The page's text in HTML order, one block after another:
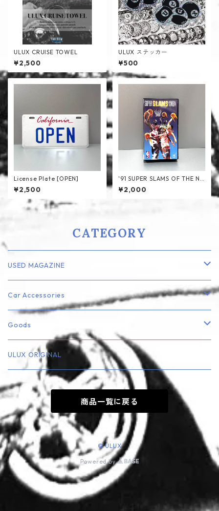
ULUX CRUISE TOWEL
¥2,500
ULUX ステッカー
¥500
License Plate [OPEN]
¥2,500
'91 SUPER SLAMS OF THE NB
A VHS
¥2,000
CATEGORY
USED MAGAZINE
Lowrider
Truck
Rod・Custom系
Playboy
その他
Music
Car Accessories
エアフレッシュナー
ナンバープレート・フレーム
エンブレム
その他
Goods
ミニカー
フィギュア
キーホルダー
ステッカー
看板・サインプレート
ULUX ORIGINAL
商品一覧に戻る
© ULUX
Powered by